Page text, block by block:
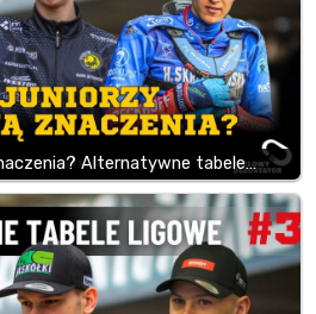
Alternatywne tabele…